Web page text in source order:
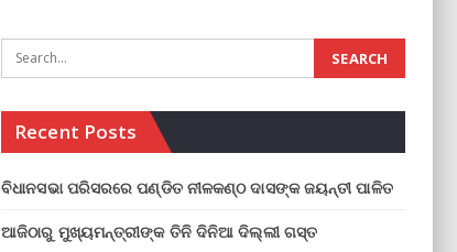
Recent Posts
ବିଧାନସଭା ପରିସରରେ ପଣ୍ଡିତ ନୀଳକଣ୍ଠ ଦାସଙ୍କ ଜୟନ୍ତୀ ପାଳିତ
ଆଜିଠାରୁ ମୁଖ୍ୟମନ୍ତ୍ରୀଙ୍କ ତିନି ଦିନିଆ ଦିଲ୍ଲୀ ଗସ୍ତ